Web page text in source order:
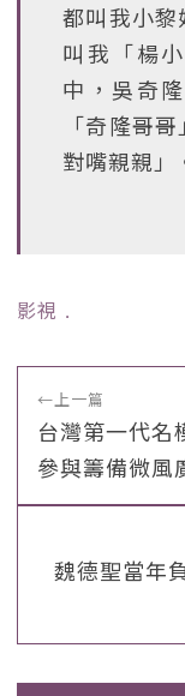
都叫我小
叫我「楊
中，吳奇
「奇隆哥
對嘴親親」
影視 ﹒
←上一篇
台灣第一代名
參與籌備微風
魏德聖當年